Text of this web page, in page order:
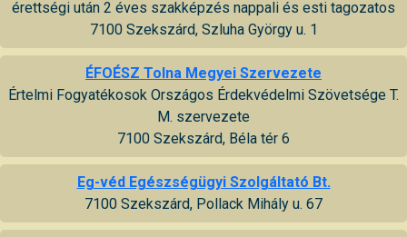
érettségi után 2 éves szakképzés nappali és esti tagozatos
7100 Szekszárd, Szluha György u. 1
ÉFOÉSZ Tolna Megyei Szervezete
Értelmi Fogyatékosok Országos Érdekvédelmi Szövetsége T.
M. szervezete
7100 Szekszárd, Béla tér 6
Eg-véd Egészségügyi Szolgáltató Bt.
7100 Szekszárd, Pollack Mihály u. 67